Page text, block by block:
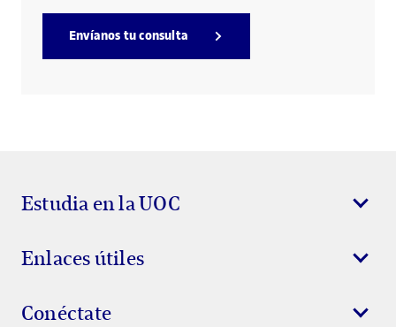
Envíanos tu consulta
Estudia en la UOC
Enlaces útiles
Conéctate